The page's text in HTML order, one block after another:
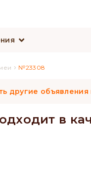
› №23308
другие
в